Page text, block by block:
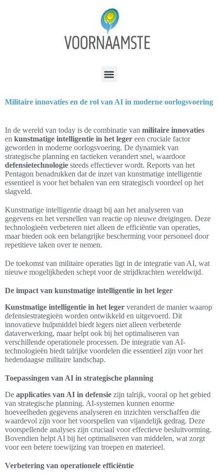
Militaire innovaties en de rol van AI in moderne oorlogsvoering
In de wereld van today is de combinatie van militaire innovaties
en kunstmatige intelligentie in het leger een cruciale factor
geworden in moderne oorlogsvoering. De dynamiek van
strategische planning en tactieken verandert snel, waardoor
defensietechnologie steeds effectiever wordt. Reports van het
Pentagon benadrukken dat de inzet van kunstmatige intelligentie
essentieel is voor het behalen van een strategisch voordeel op het
slagveld.
Kunstmatige intelligentie draagt bij aan het analyseren van
gegevens en het versnellen van reactie op nieuwe dreigingen. Deze
technologieën verbeteren niet alleen de efficiëntie van operaties,
maar bieden ook een belangrijke bescherming voor personeel door
repetitieve taken over te nemen.
De toekomst van militaire operaties ligt in de integratie van AI, wat
nieuwe mogelijkheden schept voor de strijdkrachten wereldwijd.
De impact van kunstmatige intelligentie in het leger
Kunstmatige intelligentie in het leger verandert de manier waarop
defensiestrategieën worden ontwikkeld en uitgevoerd. Dit
innovatieve hulpmiddel biedt legers niet alleen verbeterde
dataverwerking, maar helpt ook bij het optimaliseren van
verschillende operationele processen. De integratie van AI-
technologieën biedt talrijke voordelen die essentieel zijn voor het
hedendaagse militaire landschap.
Toepassingen van AI in strategische planning
De applicaties van AI in defensie zijn talrijk, vooral op het gebied
van strategische planning. AI-systemen kunnen enorme
hoeveelheden gegevens analyseren en inzichten verschaffen die
waardevol zijn voor het voorspellen van vijandelijk gedrag. Deze
voorspellende analyses zijn cruciaal voor effectieve besluitvorming.
Bovendien helpt AI bij het optimaliseren van middelen, wat zorgt
voor een betere toewijzing van troepen en materieel.
Verbetering van operationele efficiëntie